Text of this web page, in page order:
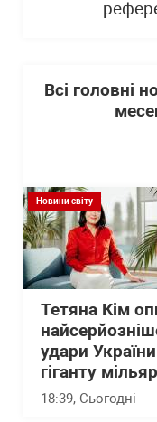
Всі головні
Новини світу
Тетяна Кім
удари
гіганту
18:39, Сьогодні